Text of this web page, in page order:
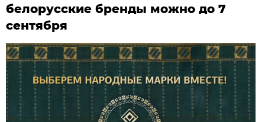
белорусские бренды можно до 7
сентября